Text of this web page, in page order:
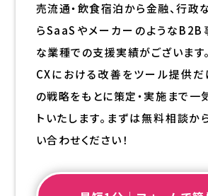
売流通・飲食宿泊から金融、行政
らSaaSやメーカーのようなB2B
な業種での支援実績がございます。
CXにおける改善をツール提供だ
の戦略をもとに策定・実施まで一
トいたします。まずは無料相談か
い合わせください！